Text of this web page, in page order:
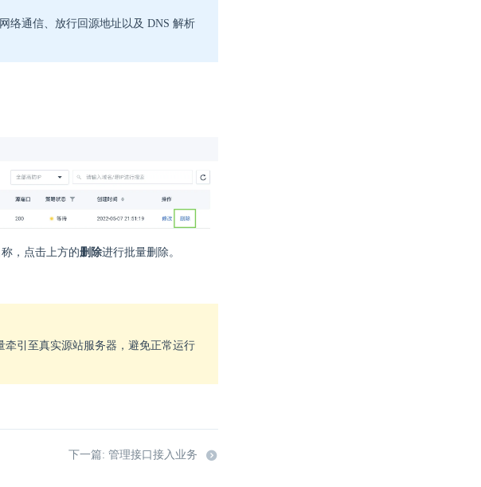
络通信、放行回源地址以及 DNS 解析
，点击上方的删除进行批量删除。
引至真实源站服务器，避免正常运行
下一篇: 管理接口接入业务